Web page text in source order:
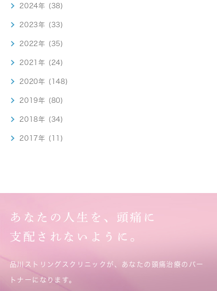
2024年 (38)
2023年 (33)
2022年 (35)
2021年 (24)
2020年 (148)
2019年 (80)
2018年 (34)
2017年 (11)
あなたの人生を、頭痛に
支配されないように。
品川ストリングスクリニックが、あなたの頭痛治療のパー
トナーになります。